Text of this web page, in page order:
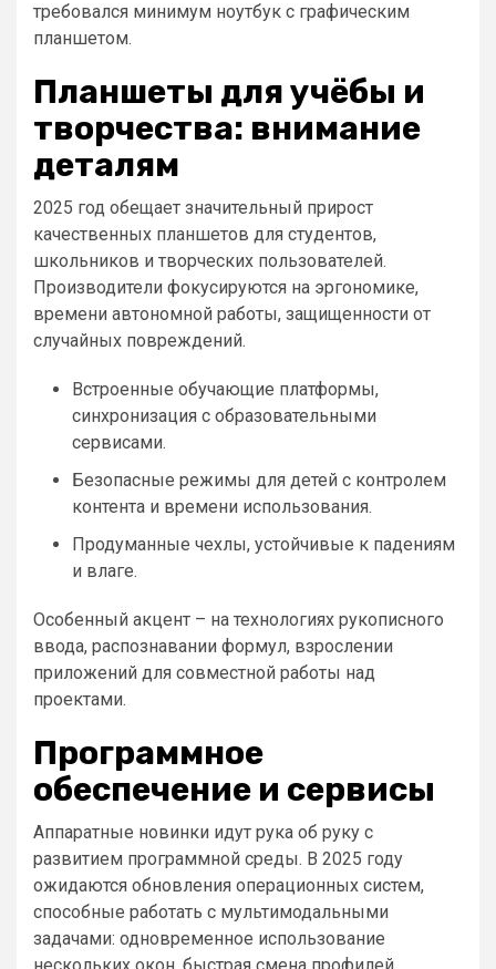
требовался минимум ноутбук с графическим
планшетом.
Планшеты для учёбы и
творчества: внимание
деталям
2025 год обещает значительный прирост
качественных планшетов для студентов,
школьников и творческих пользователей.
Производители фокусируются на эргономике,
времени автономной работы, защищенности от
случайных повреждений.
Встроенные обучающие платформы,
синхронизация с образовательными
сервисами.
Безопасные режимы для детей с контролем
контента и времени использования.
Продуманные чехлы, устойчивые к падениям
и влаге.
Особенный акцент – на технологиях рукописного
ввода, распознавании формул, взрослении
приложений для совместной работы над
проектами.
Программное
обеспечение и сервисы
Аппаратные новинки идут рука об руку с
развитием программной среды. В 2025 году
ожидаются обновления операционных систем,
способные работать с мультимодальными
задачами: одновременное использование